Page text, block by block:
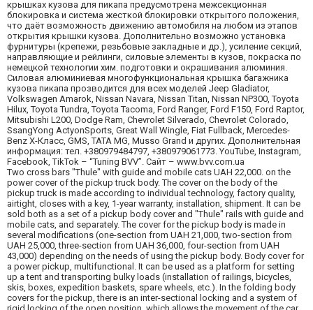
крышках кузова для пикапа предусмотрена межсекционная
блокировка и система жесткой блокировки открытого положения,
что даёт возможность движению автомобиля на любом из этапов
открытия крышки кузова. Дополнительно возможно установка
фурнитуры (крепежи, резьбовые закладные и др.), усиление секций,
направляющие и рейлинги, силовые элементы в кузов, покраска по
немецкой технологии хим. подготовки и окрашивания алюминия.
Силовая алюминиевая многофункциональная крышка багажника
кузова пикапа прозводится для всех моделей Jeep Gladiator,
Volkswagen Amarok, Nissan Navara, Nissan Titan, Nissan NP300, Toyota
Hilux, Toyota Tundra, Toyota Tacoma, Ford Ranger, Ford F150, Ford Raptor,
Mitsubishi L200, Dodge Ram, Chevrolet Silverado, Chevrolet Colorado,
SsangYong ActyonSports, Great Wall Wingle, Fiat Fullback, Mercedes-
Benz X-Класс, GMS, TATA MG, Musso Grand и других. Дополнительная
информация: тел. +380979484797, +380979061773. YouTube, Instagram,
Facebook, TikTok – “Tuning BVV”. Сайт – www.bvv.com.ua
Two cross bars "Thule" with guide and mobile cats UAH 22,000. on the
power cover of the pickup truck body. The cover on the body of the
pickup truck is made according to individual technology, factory quality,
airtight, closes with a key, 1-year warranty, installation, shipment. It can be
sold both as a set of a pickup body cover and "Thule" rails with guide and
mobile cats, and separately. The cover for the pickup body is made in
several modifications (one-section from UAH 21,000, two-section from
UAH 25,000, three-section from UAH 36,000, four-section from UAH
43,000) depending on the needs of using the pickup body. Body cover for
a power pickup, multifunctional. It can be used as a platform for setting
up a tent and transporting bulky loads (installation of railings, bicycles,
skis, boxes, expedition baskets, spare wheels, etc.). In the folding body
covers for the pickup, there is an inter-sectional locking and a system of